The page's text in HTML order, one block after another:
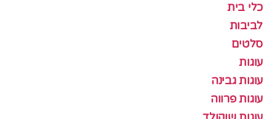
כלי בית
לביבות
סלטים
עוגות
עוגות גבינה
עוגות פרווה